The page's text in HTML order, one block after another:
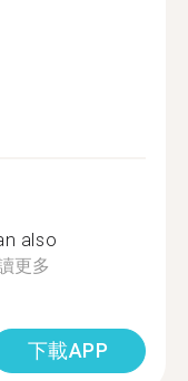
also
更多
下載APP